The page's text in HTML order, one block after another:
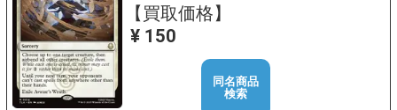
【買取価格】
¥ 150
同名商品
検索